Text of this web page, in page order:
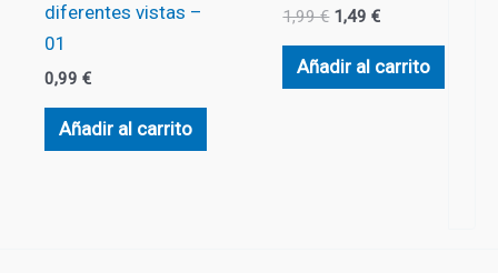
diferentes vistas –
01
0,99€
Añadir al carrito
1,99€ El
original
era:
1,49€El
actual
es:
Añadir al carrito